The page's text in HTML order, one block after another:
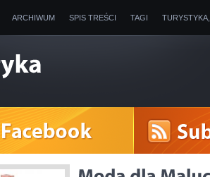
ARCHIWUM SPIS TREŚCI TAGI